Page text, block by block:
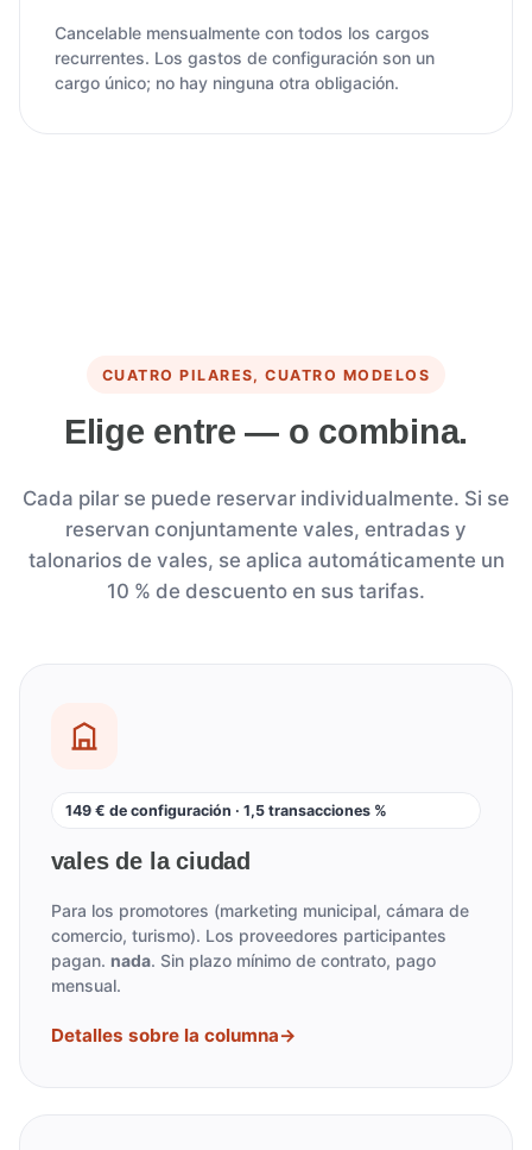
Cancelable mensualmente con todos los cargos
recurrentes. Los gastos de configuración son un
cargo único; no hay ninguna otra obligación.
CUATRO PILARES, CUATRO MODELOS
Elige entre — o combina.
Cada pilar se puede reservar individualmente. Si se
reservan conjuntamente vales, entradas y
talonarios de vales, se aplica automáticamente un
10 % de descuento en sus tarifas.
149 € de configuración · 1,5 transacciones %
vales de la ciudad
Para los promotores (marketing municipal, cámara de
comercio, turismo). Los proveedores participantes
pagan. nada. Sin plazo mínimo de contrato, pago
mensual.
Detalles sobre la columna→